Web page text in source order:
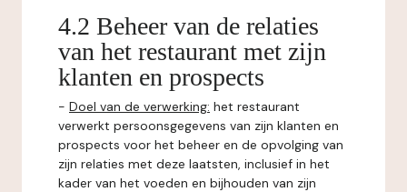
4.2 Beheer van de relaties
van het restaurant met zijn
klanten en prospects
- Doel van de verwerking: het restaurant
verwerkt persoonsgegevens van zijn klanten en
prospects voor het beheer en de opvolging van
zijn relaties met deze laatsten, inclusief in het
kader van het voeden en bijhouden van zijn